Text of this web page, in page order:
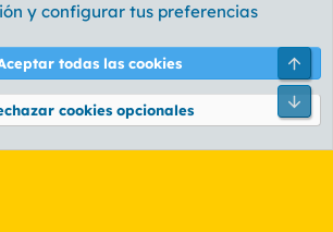
AMARILLO
y reglas Política de privacidad Ayuda
® © 2010-2026 XenForo Ltd.
y configurar tus preferencias
todas las cookies
cookies opcionales
Pie